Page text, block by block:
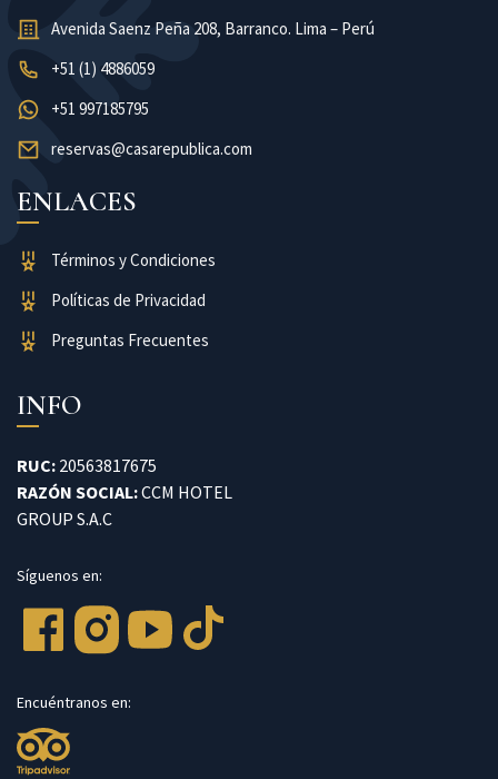
Avenida Saenz Peña 208, Barranco. Lima – Perú
+51 (1) 4886059
+51 997185795
reservas@casarepublica.com
ENLACES
Términos y Condiciones
Políticas de Privacidad
Preguntas Frecuentes
INFO
RUC: 20563817675
RAZÓN SOCIAL:CCM HOTEL
GROUP S.A.C
Síguenos en:
Encuéntranos en: